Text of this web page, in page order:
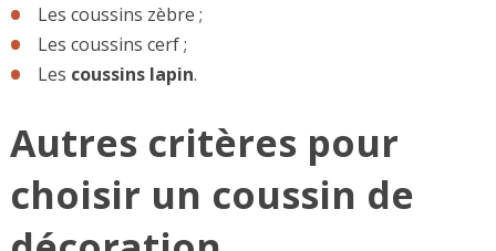
Les coussins zèbre ;
Les coussins cerf ;
Les coussins lapin.
Autres critères pour
choisir un coussin de